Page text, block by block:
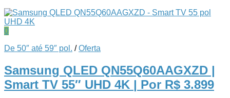
0
De 50″ até 59″ pol. /Oferta
Samsung QLED QN55Q60AAGXZD |
Smart TV 55″ UHD 4K | Por R$ 3.899